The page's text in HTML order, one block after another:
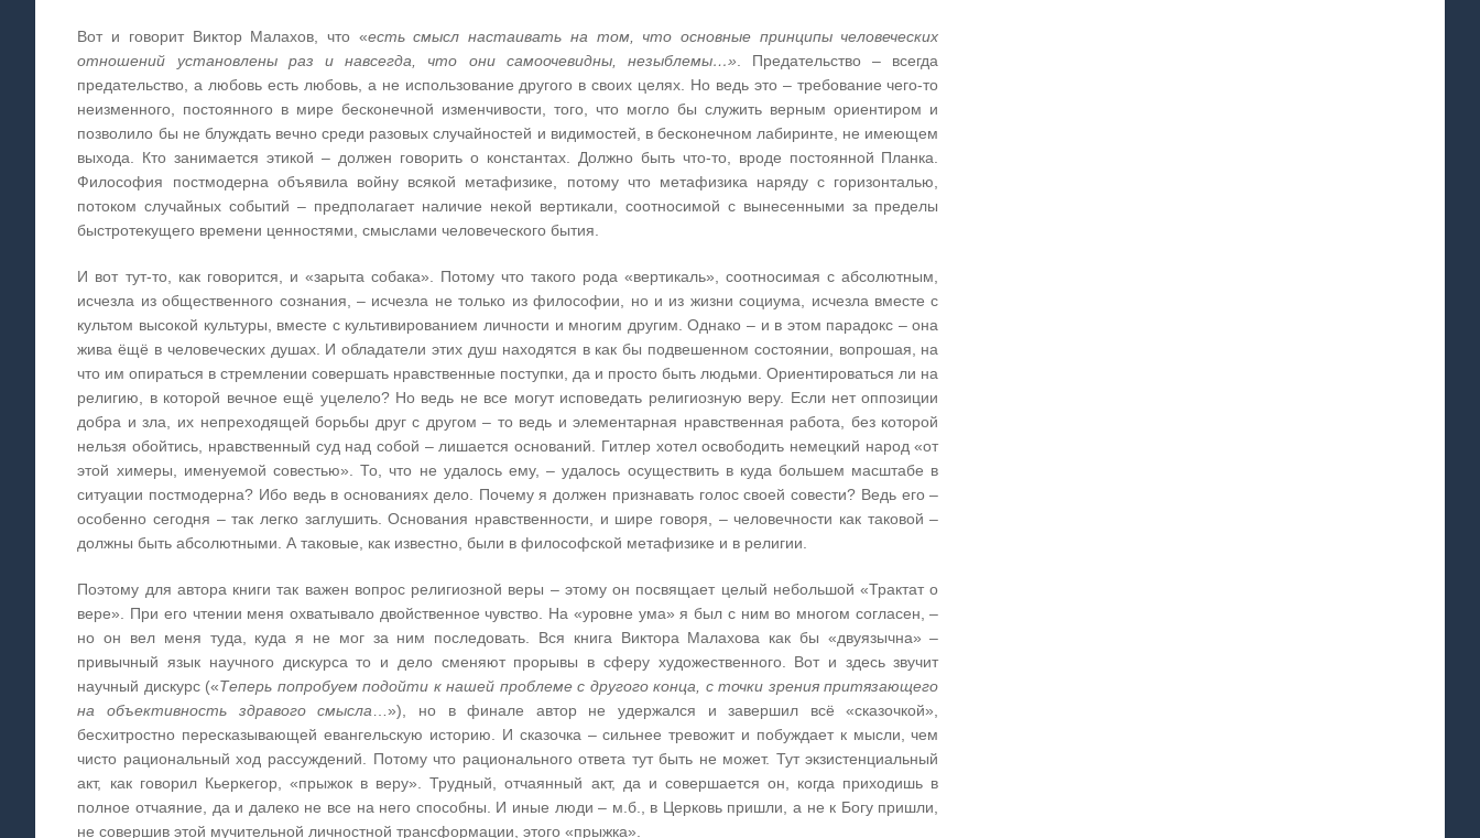
Вот и говорит Виктор Малахов, что «есть смысл настаивать на том, что основные принципы человеческих
отношений установлены раз и навсегда, что они самоочевидны, незыблемы…» . Предательство – всегда
предательство, а любовь есть любовь, а не использование другого в своих целях. Но ведь это – требование чего-то
неизменного, постоянного в мире бесконечной изменчивости, того, что могло бы служить верным ориентиром и
позволило бы не блуждать вечно среди разовых случайностей и видимостей, в бесконечном лабиринте, не имеющем
выхода. Кто занимается этикой – должен говорить о константах. Должно быть что-то, вроде постоянной Планка.
Философия постмодерна объявила войну всякой метафизике, потому что метафизика наряду с горизонталью,
потоком случайных событий – предполагает наличие некой вертикали, соотносимой с вынесенными за пределы
быстротекущего времени ценностями, смыслами человеческого бытия.
И вот тут-то, как говорится, и «зарыта собака». Потому что такого рода «вертикаль», соотносимая с абсолютным,
исчезла из общественного сознания, – исчезла не только из философии, но и из жизни социума, исчезла вместе с
культом высокой культуры, вместе с культивированием личности и многим другим. Однако – и в этом парадокс – она
жива ёщё в человеческих душах. И обладатели этих душ находятся в как бы подвешенном состоянии, вопрошая, на
что им опираться в стремлении совершать нравственные поступки, да и просто быть людьми. Ориентироваться ли на
религию, в которой вечное ещё уцелело? Но ведь не все могут исповедать религиозную веру. Если нет оппозиции
добра и зла, их непреходящей борьбы друг с другом – то ведь и элементарная нравственная работа, без которой
нельзя обойтись, нравственный суд над собой – лишается оснований. Гитлер хотел освободить немецкий народ «от
этой химеры, именуемой совестью». То, что не удалось ему, – удалось осуществить в куда большем масштабе в
ситуации постмодерна? Ибо ведь в основаниях дело. Почему я должен признавать голос своей совести? Ведь его –
особенно сегодня – так легко заглушить. Основания нравственности, и шире говоря, – человечности как таковой –
должны быть абсолютными. А таковые, как известно, были в философской метафизике и в религии.
Поэтому для автора книги так важен вопрос религиозной веры – этому он посвящает целый небольшой «Трактат о
вере». При его чтении меня охватывало двойственное чувство. На «уровне ума» я был с ним во многом согласен, –
но он вел меня туда, куда я не мог за ним последовать. Вся книга Виктора Малахова как бы «двуязычна» –
привычный язык научного дискурса то и дело сменяют прорывы в сферу художественного. Вот и здесь звучит
научный дискурс («Теперь попробуем подойти к нашей проблеме с другого конца, с точки зрения притязающего
на объективность здравого смысла …»), но в финале автор не удержался и завершил всё «сказочкой»,
бесхитростно пересказывающей евангельскую историю. И сказочка – сильнее тревожит и побуждает к мысли, чем
чисто рациональный ход рассуждений. Потому что рационального ответа тут быть не может. Тут экзистенциальный
акт, как говорил Кьеркегор, «прыжок в веру». Трудный, отчаянный акт, да и совершается он, когда приходишь в
полное отчаяние, да и далеко не все на него способны. И иные люди – м.б., в Церковь пришли, а не к Богу пришли,
не совершив этой мучительной личностной трансформации, этого «прыжка».